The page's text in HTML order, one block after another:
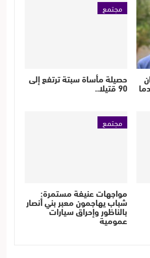
مجتمع
حصيلة مأساة سبتة ترتفع إلى
90 قتيلا..
مجتمع
مواجهات عنيفة مستمرة:
شباب يهاجمون معبر بني أنصار
بالناظور وإحراق سيارات
عمومية